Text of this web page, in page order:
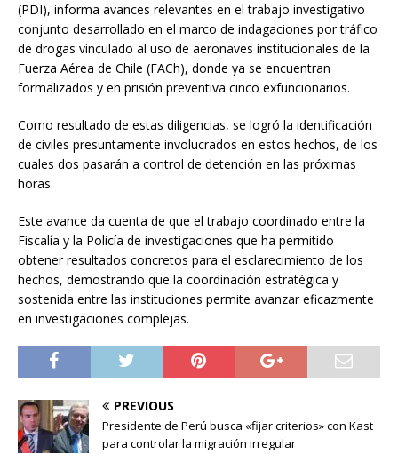
(PDI), informa avances relevantes en el trabajo investigativo
conjunto desarrollado en el marco de indagaciones por tráfico
de drogas vinculado al uso de aeronaves institucionales de la
Fuerza Aérea de Chile (FACh), donde ya se encuentran
formalizados y en prisión preventiva cinco exfuncionarios.
Como resultado de estas diligencias, se logró la identificación
de civiles presuntamente involucrados en estos hechos, de los
cuales dos pasarán a control de detención en las próximas
horas.
Este avance da cuenta de que el trabajo coordinado entre la
Fiscalía y la Policía de investigaciones que ha permitido
obtener resultados concretos para el esclarecimiento de los
hechos, demostrando que la coordinación estratégica y
sostenida entre las instituciones permite avanzar eficazmente
en investigaciones complejas.
PREVIOUS
Presidente de Perú busca «fijar criterios» con Kast
para controlar la migración irregular